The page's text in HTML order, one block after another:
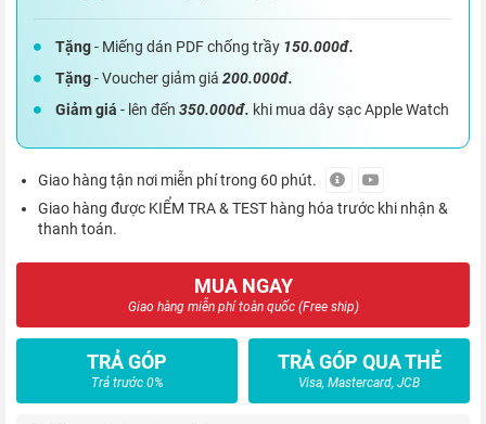
Tặng- Miếng dán PDF chống trầy 150.000đ.
Tặng- Voucher giảm giá 200.000đ.
Giảm giá - lên đến 350.000đ. khi mua dây sạc Apple Watch
Giao hàng tận nơi miễn phí trong 60 phút.
Giao hàng được KIỂM TRA & TEST hàng hóa trước khi nhận &
thanh toán.
MUA NGAY
Giao hàng miễn phí toàn quốc (Free ship)
TRẢ GÓP
Trả trước 0%
TRẢ GÓP QUA THẺ
Visa, Mastercard, JCB